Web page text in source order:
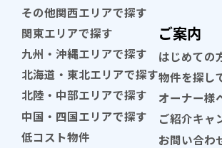
その他関西エリアで探す
関東エリアで探す
九州・沖縄エリアで探す
北海道・東北エリアで探す
北陸・中部エリアで探す
中国・四国エリアで探す
低コスト物件
ご案内
はじめての
物件を探し
オーナー様
ご紹介キャ
お問い合わ